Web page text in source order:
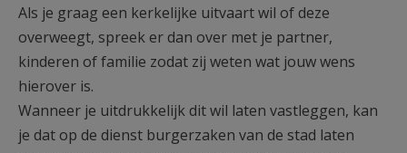
Als je graag een kerkelijke uitvaart wil of deze
overweegt, spreek er dan over met je partner,
kinderen of familie zodat zij weten wat jouw wens
hierover is.
Wanneer je uitdrukkelijk dit wil laten vastleggen, kan
je dat op de dienst burgerzaken van de stad laten